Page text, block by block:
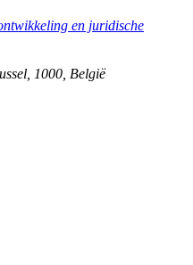
en juridische
1000 België